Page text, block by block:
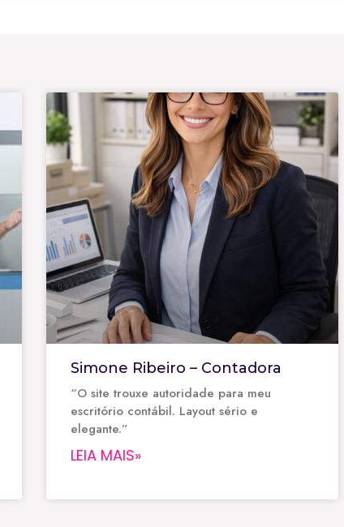
Simone Ribeiro – Contadora
“O site trouxe autoridade para meu
escritório contábil. Layout sério e
elegante.”
LEIA MAIS»